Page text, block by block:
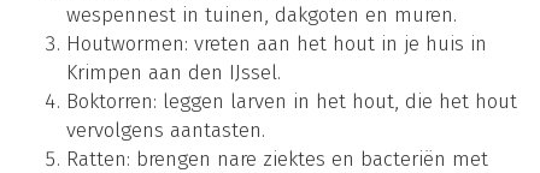
wespennest in tuinen, dakgoten en muren.
Houtwormen: vreten aan het hout in je huis in
Krimpen aan den IJssel.
Boktorren: leggen larven in het hout, die het hout
vervolgens aantasten.
Ratten: brengen nare ziektes en bacteriën met